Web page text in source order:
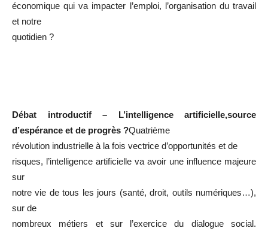
économique qui va impacter l’emploi, l’organisation du travail
et notre
quotidien ?
Débat introductif – L’intelligence artificielle,source
d’espérance et de progrès ?Quatrième
révolution industrielle à la fois vectrice d’opportunités et de
risques, l’intelligence artificielle va avoir une influence majeure
sur
notre vie de tous les jours (santé, droit, outils numériques…),
sur de
nombreux métiers et sur l’exercice du dialogue social.